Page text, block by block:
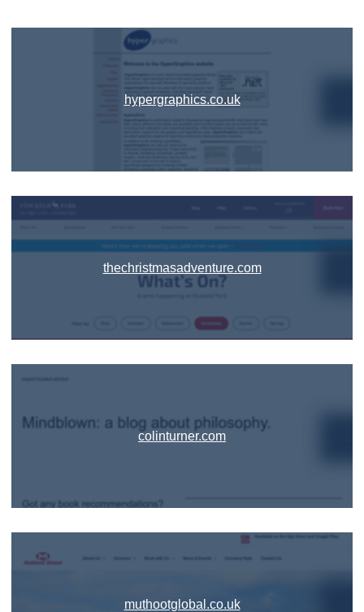
hypergraphics.co.uk
thechristmasadventure.com
colinturner.com
muthootglobal.co.uk